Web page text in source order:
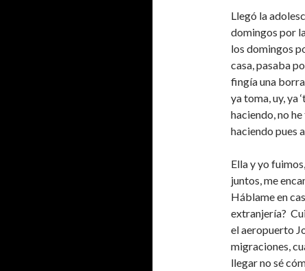
Llegó la
domingos por
los domingos
casa, pasaba
fingía una
ya toma, uy, ya
haciendo, no
haciendo pues
Ella y yo
juntos, me
Háblame en
extranjería?
el aeropuerto
migraciones,
llegar no sé